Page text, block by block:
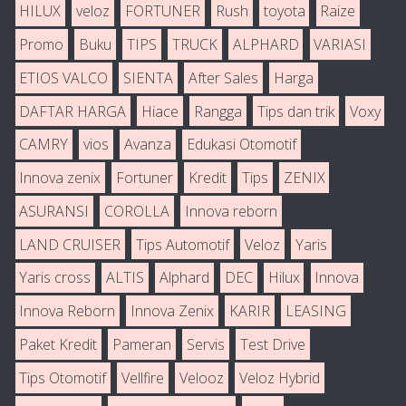
HILUX veloz FORTUNER Rush toyota
Raize
Promo
Buku TIPS TRUCK ALPHARD
VARIASI
ETIOS VALCO
SIENTA After Sales
Harga
DAFTAR HARGA
Hiace Rangga Tips dan trik
Voxy
CAMRY
vios Avanza
Edukasi Otomotif
Innova zenix
Fortuner Kredit Tips
ZENIX
ASURANSI
COROLLA
Innova reborn
LAND CRUISER
Tips Automotif Veloz
Yaris
Yaris cross
ALTIS Alphard DEC Hilux
Innova
Innova Reborn
Innova Zenix KARIR
LEASING
Paket Kredit
Pameran Servis
Test Drive
Tips Otomotif
Vellfire Velooz
Veloz Hybrid